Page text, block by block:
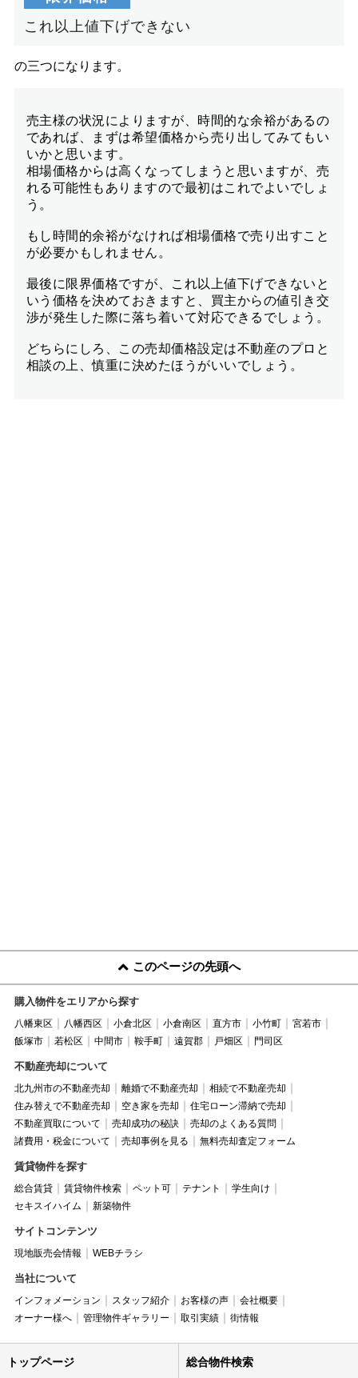
このページの先頭へ
購入物件をエリアから探す
八幡東区 八幡西区 小倉北区 小倉南区 直方市 小竹町
宮若市
飯塚市
若松区 中間市 鞍手町 遠賀郡 戸畑区 門司区
不動産売却について
北九州市の不動産売却 離婚で不動産売却
相続で不動産売却
住み替えで不動産売却
空き家を売却
住宅ローン滞納で売却
不動産買取について
売却成功の秘訣
売却のよくある質問
諸費用・税金について
売却事例を見る 無料売却査定フォーム
賃貸物件を探す
総合賃貸 賃貸物件検索 ペット可 テナント
学生向け
セキスイハイム
新築物件
サイトコンテンツ
現地販売会情報 WEBチラシ
当社について
インフォメーション スタッフ紹介 お客様の声
会社概要
オーナー様へ
管理物件ギャラリー 取引実績 街情報
トップページ 総合物件検索